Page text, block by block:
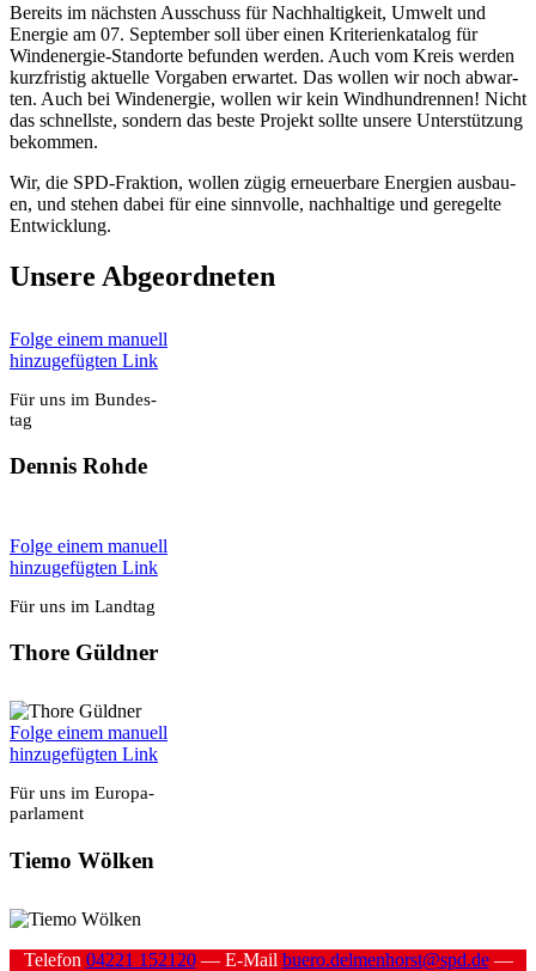
Bereits im nächs­ten Aus­schuss für Nach­hal­tig­keit, Umwelt und
Ener­gie am 07. Sep­tem­ber soll über einen Kri­te­ri­en­ka­ta­log für
Wind­ener­gie-Stand­or­te befun­den wer­den. Auch vom Kreis wer­den
kurz­fris­tig aktu­el­le Vor­ga­ben erwar­tet. Das wol­len wir noch abwar­
ten. Auch bei Wind­ener­gie, wol­len wir kein Wind­hund­ren­nen! Nicht
das schnells­te, son­dern das bes­te Pro­jekt soll­te unse­re Unter­stüt­zung
bekom­men.
Wir, die SPD-Frak­ti­on, wol­len zügig erneu­er­ba­re Ener­gien aus­bau­
en, und ste­hen dabei für eine sinn­vol­le, nach­hal­ti­ge und gere­gel­te
Ent­wick­lung.
Unse­re Abge­ord­ne­ten
Fol­ge einem manu­ell
hin­zu­ge­füg­ten Link
Für uns im Bun­des­
tag
Den­nis Roh­de
Fol­ge einem manu­ell
hin­zu­ge­füg­ten Link
Für uns im Land­tag
Tho­re Güld­ner
Fol­ge einem manu­ell
hin­zu­ge­füg­ten Link
Für uns im Euro­pa­
par­la­ment
Tie­mo Wöl­ken
Tele­fon 04221 152120— E‑Mail buero.delmenhorst@spd.de—